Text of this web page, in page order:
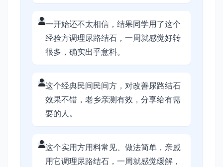
一开始还不太相信，结果同学用了这个
经验方调理尿路结石，一周就感觉好转
很多，确实出乎意料。
这个经典民间民间方，对改善尿路结石
效果不错，老乡亲测有效，分享给有需
要的人。
这个实用方用料常见、做法简单，亲戚
用它调理尿路结石，一周就感觉缓解，